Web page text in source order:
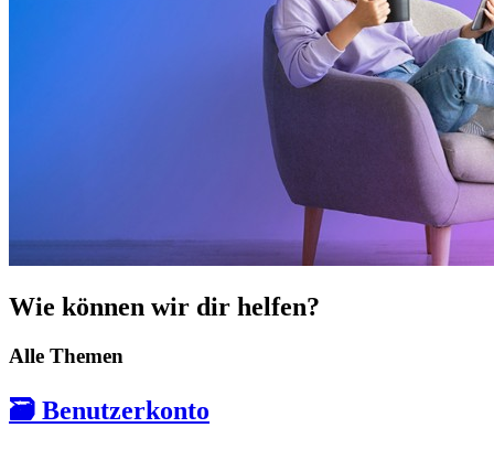
Wie können wir dir helfen?
Alle Themen
🗃️ Benutzerkonto